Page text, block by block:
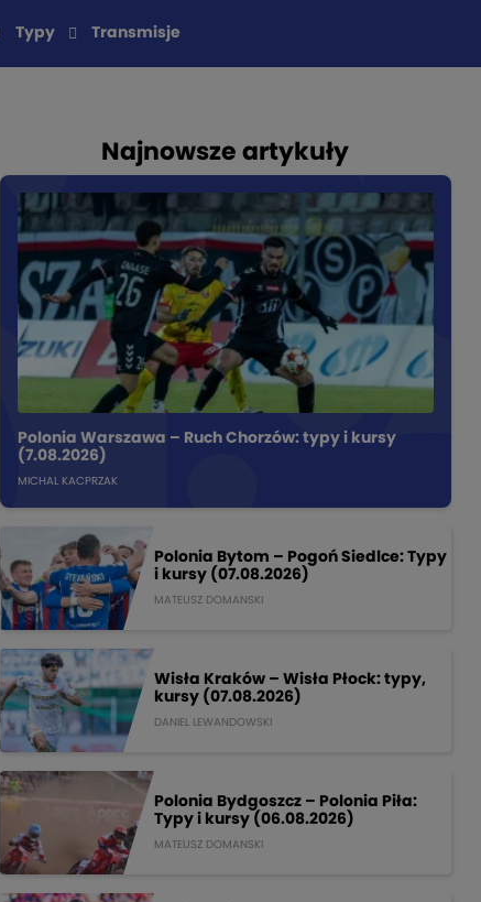
Typy Transmisje
Najnowsze artykuły
Polonia Warszawa – Ruch Chorzów: typy i kursy
(7.08.2026)
MICHAL KACPRZAK
Polonia Bytom – Pogoń Siedlce: Typy
i kursy (07.08.2026)
MATEUSZ DOMANSKI
Wisła Kraków – Wisła Płock: typy,
kursy (07.08.2026)
DANIEL LEWANDOWSKI
Polonia Bydgoszcz – Polonia Piła:
Typy i kursy (06.08.2026)
MATEUSZ DOMANSKI